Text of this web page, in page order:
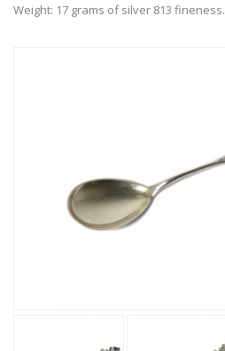
Weight: 17 grams of silver 813 fineness.